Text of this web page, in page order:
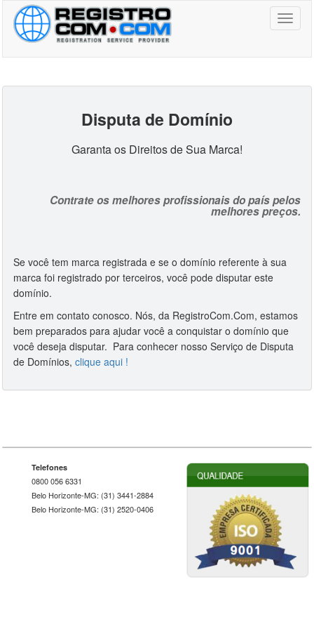
Toggle
Disputa de Domínio
Garanta os Direitos de Sua Marca!
Contrate os melhores profissionais do país pelos
melhores preços.
Se você tem marca registrada e se o domínio referente à sua
marca foi registrado por terceiros, você pode disputar este
domínio.
Entre em contato conosco. Nós, da RegistroCom.Com, estamos
bem preparados para ajudar você a conquistar o domínio que
você deseja disputar. Para conhecer nosso Serviço de Disputa
de Domínios, clique aqui !
Telefones
0800 056 6331
Belo Horizonte-MG: (31) 3441-2884
Belo Horizonte-MG: (31) 2520-0406